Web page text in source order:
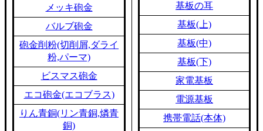
メッキ砲金
バルブ砲金
砲金削粉(切削屑,ダライ
粉,パーマ)
ビスマス砲金
エコ砲金(エコブラス)
りん青銅(リン青銅,燐青
銅)
基板の耳
基板(上)
基板(中)
基板(下)
家電基板
電源基板
携帯電話(本体)